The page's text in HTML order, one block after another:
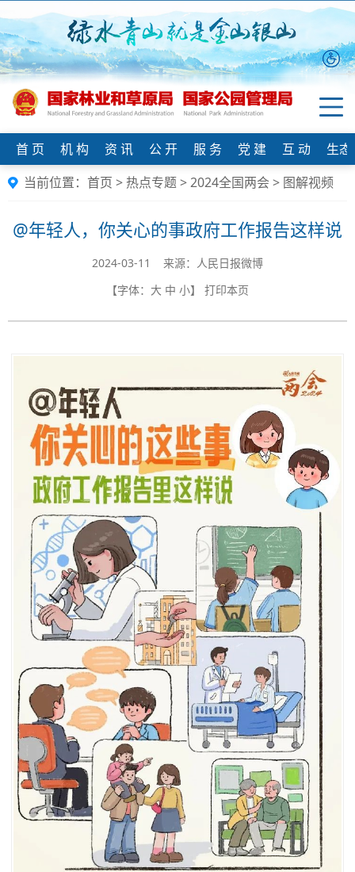
首 页 机 构 资 讯 公 开 服 务 党 建 互 动
生
当前位置： 首页 > 热点专题>2024全国两会 > 图解视频
@年轻人，你关心的事政府工作报告这样说
2024-03-11 来源：人民日报微博
【字体： 大 中 小】 打印本页